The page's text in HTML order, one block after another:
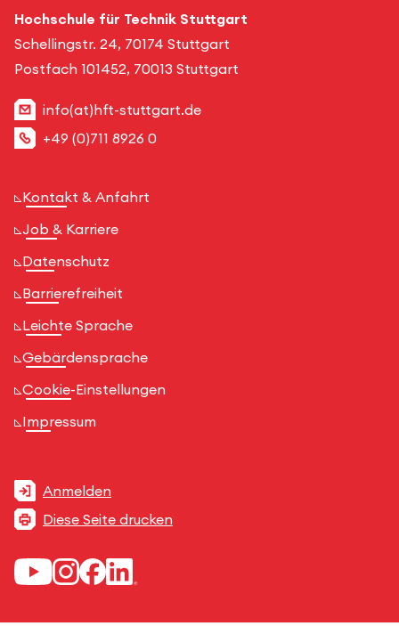
Hochschule für Technik Stuttgart
Schellingstr. 24, 70174 Stuttgart
Postfach 101452, 70013 Stuttgart
info(at)hft-stuttgart.de
+49 (0)711 8926 0
Kontakt & Anfahrt
Job & Karriere
Datenschutz
Barrierefreiheit
Leichte Sprache
Gebärdensprache
Cookie-Einstellungen
Impressum
Anmelden
Diese Seite drucken